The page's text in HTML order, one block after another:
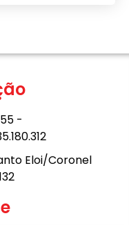
-
Eloi/Coronel